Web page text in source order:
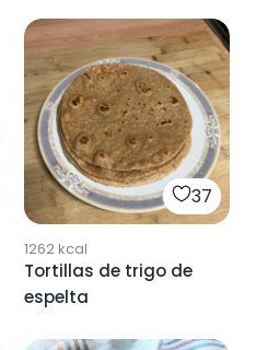
37
1262kcal
Tortillas de trigo de
espelta